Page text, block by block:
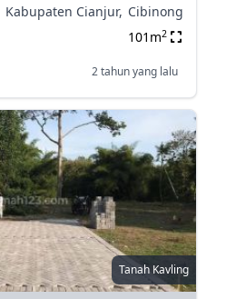
Kabupaten Cianjur, Cibinong
101m2
2 tahun yang lalu
Tanah Kavling